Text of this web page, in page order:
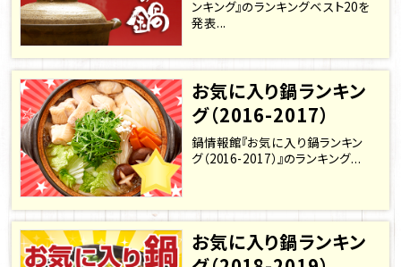
ンキング』のランキングベスト20を
発表...
お気に入り鍋ランキン
グ（2016-2017）
鍋情報館『お気に入り鍋ランキン
グ（2016-2017）』のランキング...
お気に入り鍋ランキン